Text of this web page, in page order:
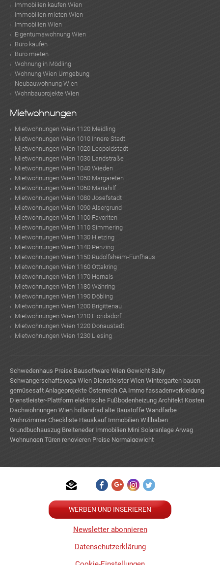
Immobilien kaufen Wien
Immobilien mieten Wien
Immobilien Wien
Eigentumswohnung Wien
Büro kaufen
Büro mieten
Wohnung in Mödling
Wohnung Wien Umgebung
Neubauwohnung Wien
Wohnbauprojekte Wien
Mietwohnungen
Mietwohnungen Wien 1120 Meidling
Mietwohnungen Wien 1010 Innere Stadt
Mietwohnungen Wien 1020 Leopoldstadt
Mietwohnungen Wien 1030 Landstraße
Mietwohnungen Wien 1040 Wieden
Mietwohnungen Wien 1050 Margareten
Mietwohnungen Wien 1060 Mariahilf
Mietwohnungen Wien 1080 Josefstadt
Mietwohnungen Wien 1090 Alsergrund
Mietwohnungen Wien 1100 Favoriten
Mietwohnungen Wien 1110 Simmering
Mietwohnungen Wien 1130 Hietzing
Mietwohnungen Wien 1140 Penzing
Mietwohnungen Wien 1150 Rudolfsheim-Fünfhaus
Mietwohnungen Wien 1160 Ottakring
Mietwohnungen Wien 1170 Hernals
Mietwohnungen Wien 1180 Währing
Mietwohnungen Wien 1190 Döbling
Mietwohnungen Wien 1200 Brigittenau
Mietwohnungen Wien 1210 Floridsdorf
Mietwohnungen Wien 1220 Donaustadt
Mietwohnungen Wien 1230 Liesing
Schwedenhaus Preise Bausoftware Wien Gewicht Baby
Schwangerschaftsyoga Wien Dienstleister Wien Wintergarten bauen
gemüsesaft Anlageprojekte Österreich CA Immo fassadenverkleidung
Dienstleister-Plattform elektrische Fußbodenheizung Architekt Kosten
Dachwohnungen Wien hollandrad alte Baustoffe Wandfarbe
Wohnzimmer Checkliste Hauskauf Immobilien Willhaben
Grundbuchauszug Breiteneder Immobilien Mini Solaranlage Arwag
Wohnungen Türen renovieren Preise Normalgewicht
WERBEN UND INSERIEREN
Newsletter abonnieren
Datenschutzerklärung